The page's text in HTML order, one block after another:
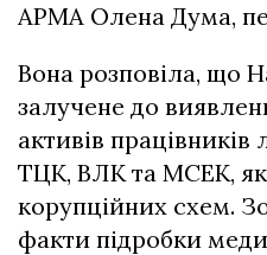
АРМА Олена Дума,
Вона розповіла, що
залучене до
активів працівників
ТЦК, ВЛК та МСЕК,
корупційних схем.
факти підробки